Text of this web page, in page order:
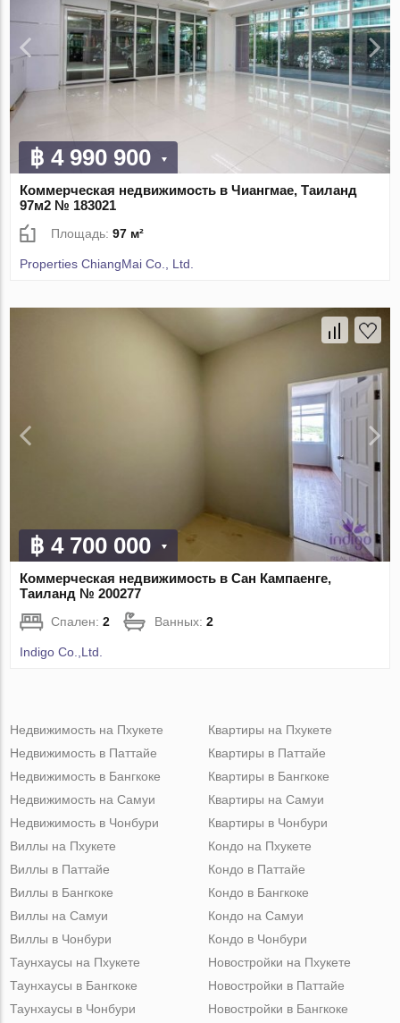
฿ 4 990 900
Коммерческая недвижимость в Чиангмае, Таиланд
97м2 № 183021
Площадь:97 м²
Properties ChiangMai Co., Ltd.
฿ 4 700 000
Коммерческая недвижимость в Сан Кампаенге,
Таиланд № 200277
Спален:2 Ванных:2
Indigo Co.,Ltd.
Недвижимость на Пхукете
Недвижимость в Паттайе
Недвижимость в Бангкоке
Недвижимость на Самуи
Недвижимость в Чонбури
Квартиры на Пхукете
Квартиры в Паттайе
Квартиры в Бангкоке
Квартиры на Самуи
Квартиры в Чонбури
Виллы на Пхукете
Виллы в Паттайе
Виллы в Бангкоке
Виллы на Самуи
Виллы в Чонбури
Кондо на Пхукете
Кондо в Паттайе
Кондо в Бангкоке
Кондо на Самуи
Кондо в Чонбури
Таунхаусы на Пхукете
Таунхаусы в Бангкоке
Таунхаусы в Чонбури
Новостройки на Пхукете
Новостройки в Паттайе
Новостройки в Бангкоке